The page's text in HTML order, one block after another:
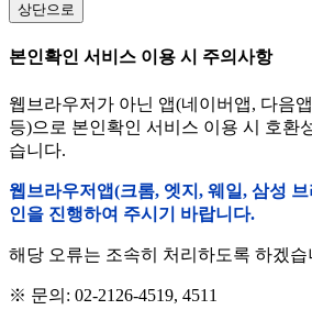
상단으로
본인확인 서비스 이용 시 주의사항
웹브라우저가 아닌 앱(네이버앱, 다음
등)으로 본인확인 서비스 이용 시 호환
습니다.
웹브라우저앱(크롬, 엣지, 웨일, 삼성
인을 진행하여 주시기 바랍니다.
해당 오류는 조속히 처리하도록 하겠
※ 문의: 02-2126-4519, 4511